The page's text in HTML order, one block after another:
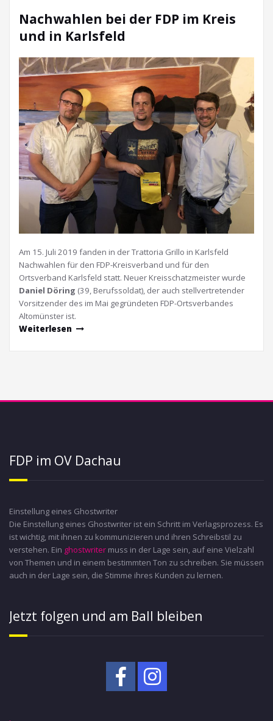
Nachwahlen bei der FDP im Kreis
und in Karlsfeld
Am 15. Juli 2019 fanden in der Trattoria Grillo in Karlsfeld
Nachwahlen für den FDP-Kreisverband und für den
Ortsverband Karlsfeld statt. Neuer Kreisschatzmeister wurde
Daniel Döring (39, Berufssoldat), der auch stellvertretender
Vorsitzender des im Mai gegründeten FDP-Ortsverbandes
Altomünster ist.
Weiterlesen
FDP im OV Dachau
Einstellung eines Ghostwriter
Die Einstellung eines Ghostwriter ist ein Schritt im Verlagsprozess. Es
ist wichtig, mit ihnen zu kommunizieren und ihren Schreibstil zu
verstehen. Ein ghostwriter muss in der Lage sein, auf eine Vielzahl
von Themen und in einem bestimmten Ton zu schreiben. Sie müssen
auch in der Lage sein, die Stimme ihres Kunden zu lernen.
Jetzt folgen und am Ball bleiben